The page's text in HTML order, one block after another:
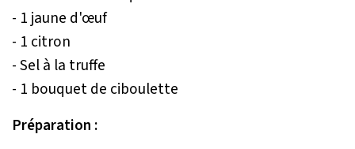
- 1 jaune d'œuf
- 1 citron
- Sel à la truffe
- 1 bouquet de ciboulette
Préparation :